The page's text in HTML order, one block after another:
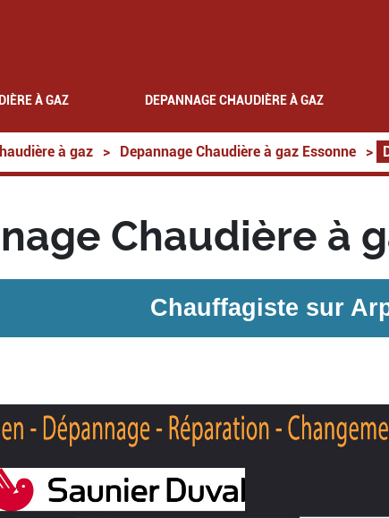
À GAZ DEPANNAGE CHAUDIÈRE À GAZ
à gaz > Depannage Chaudière à gaz Essonne >
Chaudière à
Chauffagiste sur